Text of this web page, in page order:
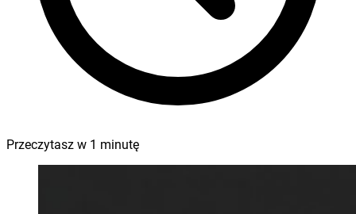
Przeczytasz w 1 minutę